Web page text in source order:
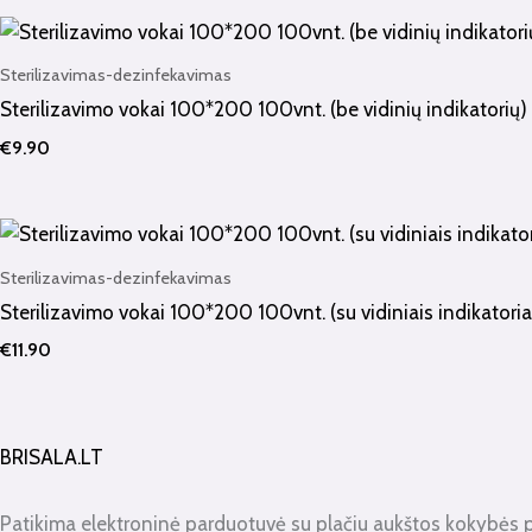
Sterilizavimas-dezinfekavimas
Sterilizavimo vokai 100*200 100vnt. (be vidinių indikatorių)
€9.90
Sterilizavimas-dezinfekavimas
Sterilizavimo vokai 100*200 100vnt. (su vidiniais
€11.90
BRISALA.LT
Patikima elektroninė parduotuvė su plačiu aukštos kokybės